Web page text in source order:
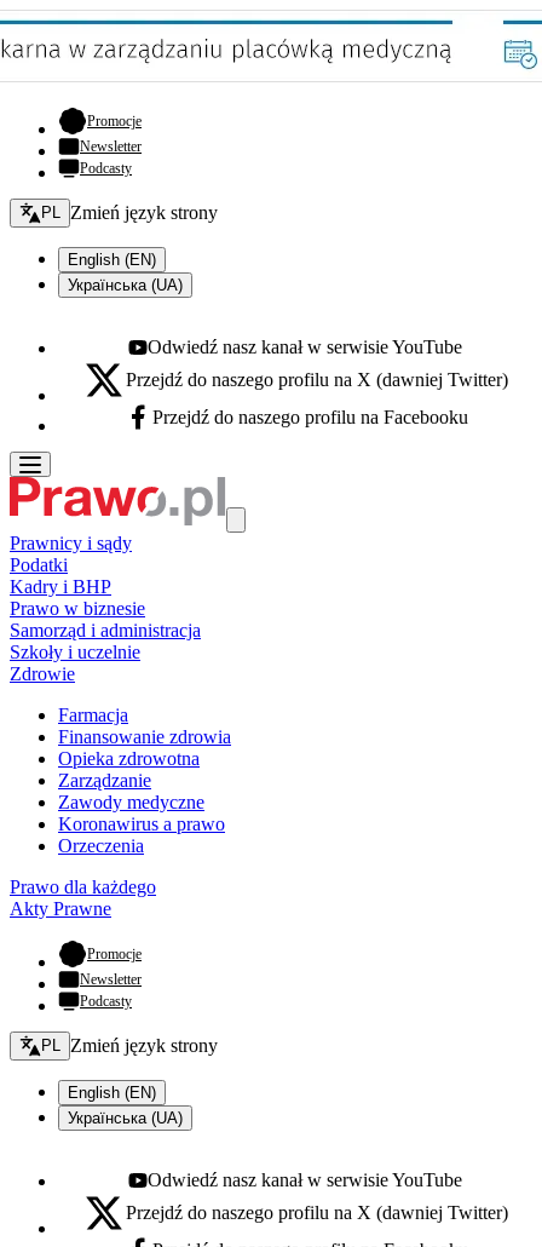
Promocje- otwiera się w nowej karcie
Newsletter
Podcasty
Zmień język - bieżący:
PL Zmień język strony
English (EN)
Українська (UA)
Youtube - otwiera się w nowej karcie
Odwiedź nasz kanał w serwisie YouTube
X - otwiera się w nowej karcie
Przejdź do naszego profilu na X (dawniej Twitter)
Facebook - otwiera się w nowej karcie
Przejdź do naszego profilu na Facebooku
Prawnicy i sądy
Podatki
Kadry i BHP
Prawo w biznesie
Samorząd i administracja
Szkoły i uczelnie
Zdrowie
Farmacja
Finansowanie zdrowia
Opieka zdrowotna
Zarządzanie
Zawody medyczne
Koronawirus a prawo
Orzeczenia
Prawo dla każdego
Akty Prawne
Promocje- otwiera się w nowej karcie
Newsletter
Podcasty
Zmień język - bieżący:
PL Zmień język strony
English (EN)
Українська (UA)
Youtube - otwiera się w nowej karcie
Odwiedź nasz kanał w serwisie YouTube
X - otwiera się w nowej karcie
Przejdź do naszego profilu na X (dawniej Twitter)